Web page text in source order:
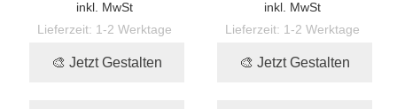
inkl. MwSt
Lieferzeit: 1-2 Werktage
🎨 Jetzt Gestalten
inkl. MwSt
Lieferzeit: 1-2 Werktage
🎨 Jetzt Gestalten